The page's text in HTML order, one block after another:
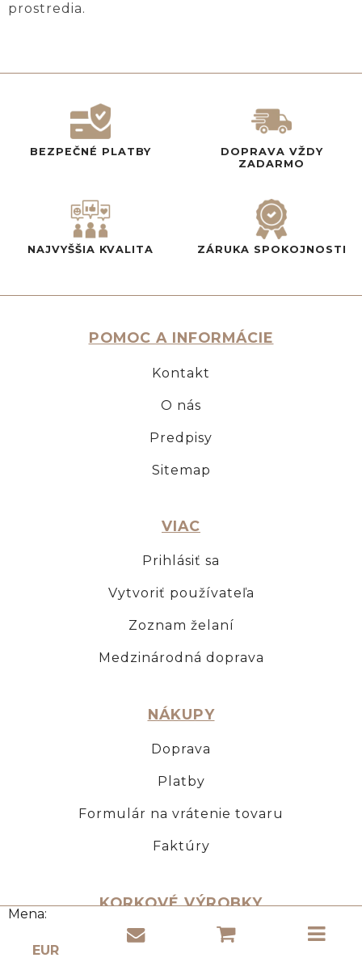
Mena:
prostredia.
BEZPEČNÉ PLATBY
DOPRAVA VŽDY
ZADARMO
NAJVYŠŠIA KVALITA ZÁRUKA SPOKOJNOSTI
POMOC A INFORMÁCIE
Kontakt
O nás
Predpisy
Sitemap
VIAC
Prihlásiť sa
Vytvoriť používateľa
Zoznam želaní
Medzinárodná doprava
NÁKUPY
Doprava
Platby
Formulár na vrátenie tovaru
Faktúry
KORKOVÉ VÝROBKY